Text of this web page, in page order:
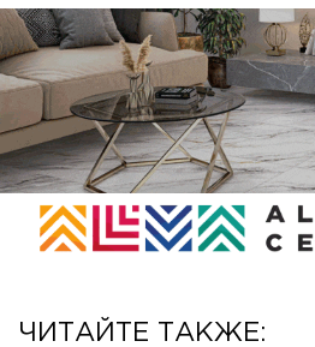
ЧИТАЙТЕ ТАКЖЕ: